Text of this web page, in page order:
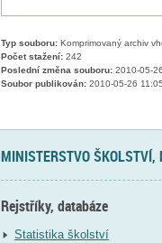
Typ souboru:Komprimovaný archiv
Počet stažení:242
Poslední změna souboru:2010-05-
Soubor publikován:2010-05-26
MINISTERSTVO ŠKOLSTVÍ,
Rejstříky, databáze
Statistika školství